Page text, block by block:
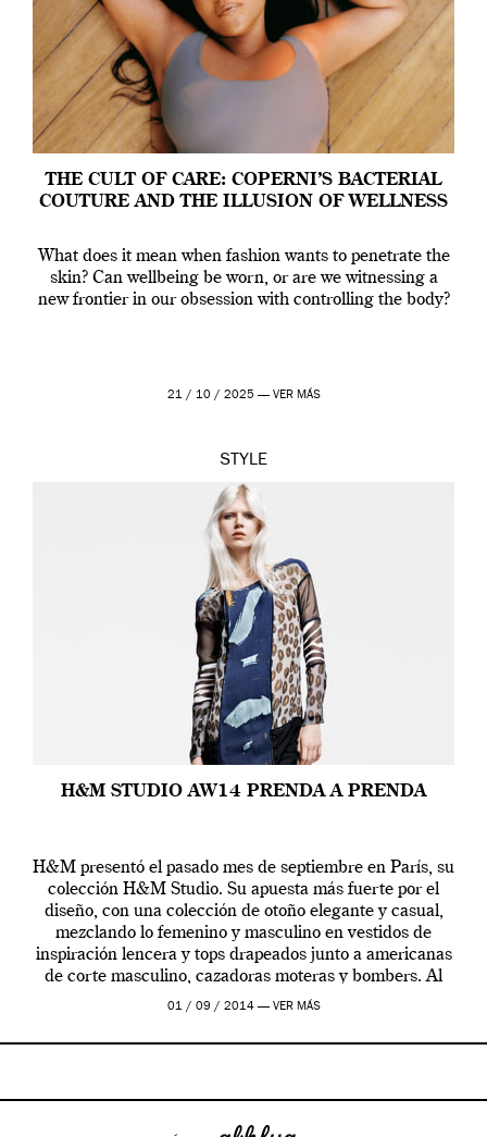
THE CULT OF CARE: COPERNI’S BACTERIAL
COUTURE AND THE ILLUSION OF WELLNESS
What does it mean when fashion wants to penetrate the
skin? Can wellbeing be worn, or are we witnessing a
new frontier in our obsession with controlling the body?
21 / 10 / 2025 — VER MÁS
STYLE
H&M STUDIO AW14 PRENDA A PRENDA
H&M presentó el pasado mes de septiembre en París, su
colección H&M Studio. Su apuesta más fuerte por el
diseño, con una colección de otoño elegante y casual,
mezclando lo femenino y masculino en vestidos de
inspiración lencera y tops drapeados junto a americanas
de corte masculino, cazadoras moteras y bombers. Al
frente de la […]
01 / 09 / 2014 — VER MÁS